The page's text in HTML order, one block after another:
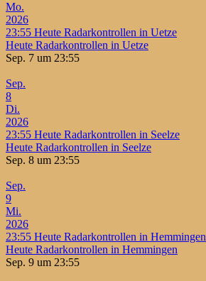
Mo.
2026
23:55 Heute Radarkontrollen in Uetze
Heute Radarkontrollen in Uetze
Sep. 7 um 23:55
Sep.
8
Di.
2026
23:55 Heute Radarkontrollen in Seelze
Heute Radarkontrollen in Seelze
Sep. 8 um 23:55
Sep.
9
Mi.
2026
23:55 Heute Radarkontrollen in Hemmingen
Heute Radarkontrollen in Hemmingen
Sep. 9 um 23:55